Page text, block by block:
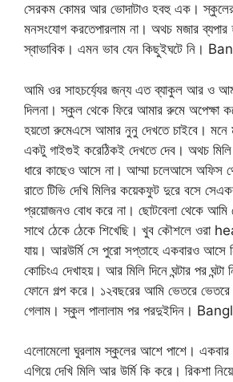
সেরকম কোমর আর ভোদাটাও হবহু এক।
মনসংযোগ করতেপারলাম না। অথচ মজার
স্বাভাবিক। এমন ভাব যেন কিছুইঘটে নি।
আমি ওর সাহচর্য্যের জন্য এত ব্যাকুল আর ও
দিলনা। স্কুল থেকে ফিরে আমার রুমে অপেক্ষা
হয়তো রুমেএসে আমার নুনু দেখতে চাইবে। মনে
একটু গাইগুই করেঠিকই দেখতে দেব। অথচ মিলি
ধারে কাছেও আসে না। আম্মা চলেআসে অফিস
রাতে টিভি দেখি মিলির কয়েকফুট দুরে বসে
প্রয়োজনও বোধ করে না। ছোটবেলা থেকে আমি
সাথে ঠেকে ঠেকে শিখেছি। খুব কৌশলে ওরা
যায়। আরউর্মি সে পুরো সপ্তাহে একবারও আসে
কোচিংএ দেখাহয়। আর মিলি দিনে ঘন্টার পর ঘন্টা
ফোনে গল্প করে। ১২বছরের আমি ভেতরে ভেতরে
গেলাম। স্কুল পালালাম পর পরদুইদিন।
এলোমেলো ঘুরলাম স্কুলের আশে পাশে। একবার
এগিয়ে দেখি মিলি আর উর্মি কি করে। রিকশা